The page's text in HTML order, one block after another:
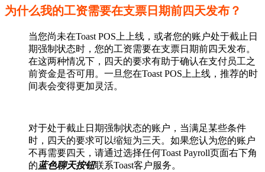
为什么我的工资需要在支票日期前四天发布？
当您尚未在Toast POS上上线，或者您的账户处于截止日
期强制状态时，您的工资需要在支票日期前四天发布。
在这两种情况下，四天的要求有助于确认在支付员工之
前资金是否可用。一旦您在Toast POS上上线，推荐的时
间表会变得更加灵活。
对于处于截止日期强制状态的账户，当满足某些条件
时，四天的要求可以缩短为三天。如果您认为您的账户
不再需要四天，请通过选择任何Toast Payroll页面右下角
的蓝色聊天按钮联系Toast客户服务。